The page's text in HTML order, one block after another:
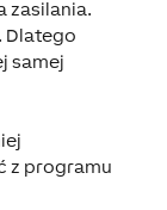
zasilania.
Dlatego
samej
z programu